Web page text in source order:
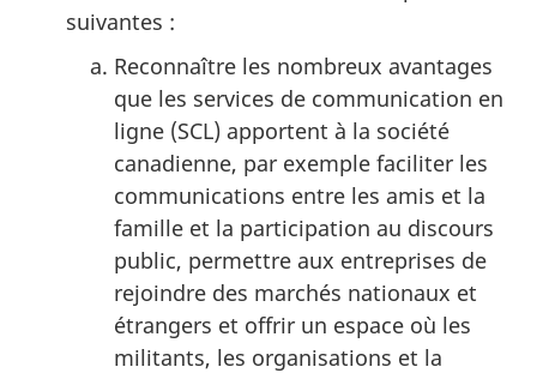
suivantes :
Reconnaître les nombreux avantages
que les services de communication en
ligne (SCL) apportent à la société
canadienne, par exemple faciliter les
communications entre les amis et la
famille et la participation au discours
public, permettre aux entreprises de
rejoindre des marchés nationaux et
étrangers et offrir un espace où les
militants, les organisations et la